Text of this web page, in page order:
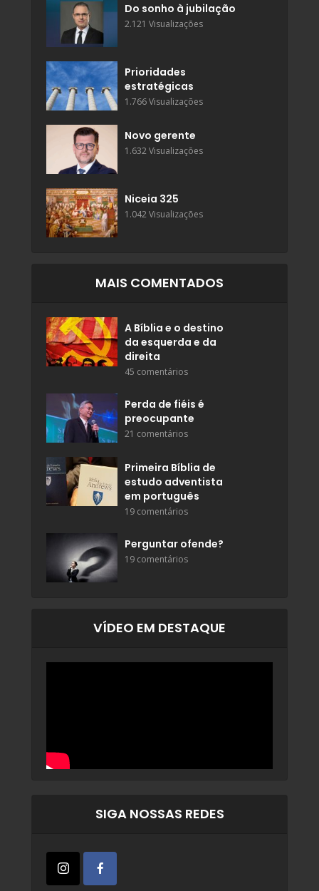
Do sonho à jubilação
2.121 Visualizações
Prioridades
estratégicas
1.766 Visualizações
Novo gerente
1.632 Visualizações
Niceia 325
1.042 Visualizações
MAIS COMENTADOS
A Bíblia e o destino
da esquerda e da
direita
45 comentários
Perda de fiéis é
preocupante
21 comentários
Primeira Bíblia de
estudo adventista
em português
19 comentários
Perguntar ofende?
19 comentários
VÍDEO EM DESTAQUE
SIGA NOSSAS REDES